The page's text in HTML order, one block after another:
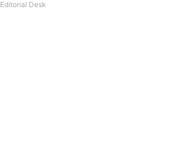
Editorial Desk